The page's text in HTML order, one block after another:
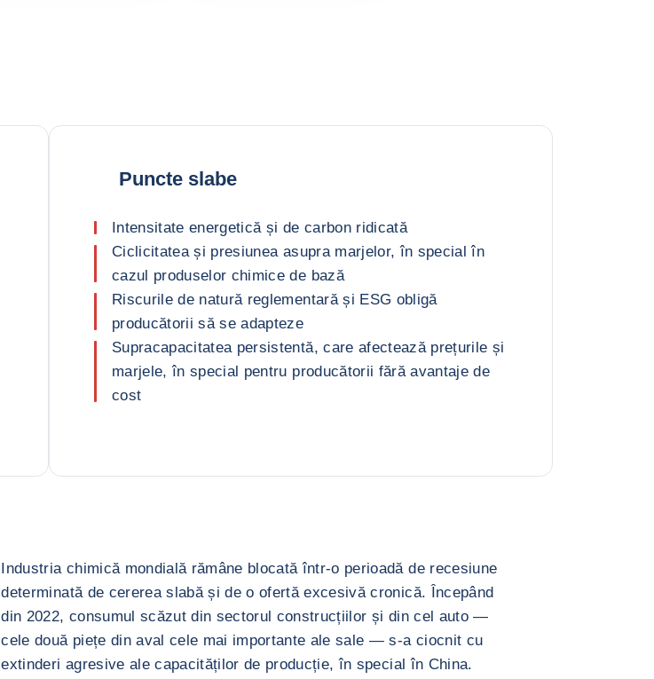
Puncte slabe
Intensitate energetică și de carbon ridicată
Ciclicitatea și presiunea asupra marjelor, în special în
cazul produselor chimice de bază
Riscurile de natură reglementară și ESG obligă
producătorii să se adapteze
Supracapacitatea persistentă, care afectează prețurile și
marjele, în special pentru producătorii fără avantaje de
cost
Industria chimică mondială rămâne blocată într-o perioadă de recesiune
determinată de cererea slabă și de o ofertă excesivă cronică. Începând
din 2022, consumul scăzut din sectorul construcțiilor și din cel auto —
cele două piețe din aval cele mai importante ale sale — s-a ciocnit cu
extinderi agresive ale capacităților de producție, în special în China.